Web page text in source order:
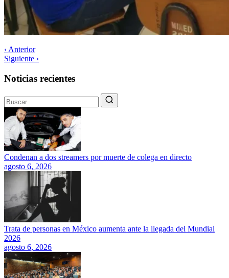
‹ Anterior
Siguiente ›
Noticias recientes
Condenan a dos streamers por muerte de colega en directo
agosto 6, 2026
Trata de personas en México aumenta ante la llegada del Mundial
2026
agosto 6, 2026